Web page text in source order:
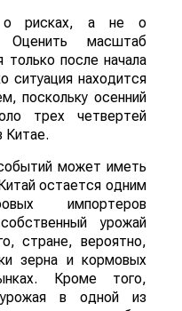
о рисках, а не о
Оценить масштаб
после начала
ситуация находится
поскольку осенний
трех четвертей
Китае.
может иметь
остается одним
импортеров
урожай
стране, вероятно,
зерна и кормовых
Кроме того,
в одной из